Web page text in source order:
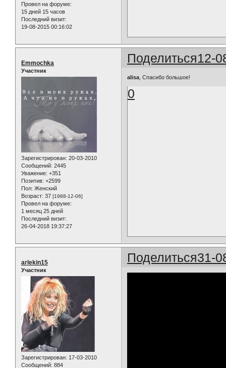
Провел на форуме:
15 дней 15 часов
Последний визит:
19-08-2015 00:16:02
Поделиться12-
Emmochka
Участник
Зарегистрирован: 20-03-2010
Сообщений: 2445
Уважение: +351
Позитив: +2599
Пол: Женский
Возраст: 37 [1988-12-06]
Провел на форуме:
1 месяц 25 дней
Последний визит:
26-04-2018 19:37:27
alisa , Спасибо большое!
0
Поделиться31-
arlekin15
Участник
Зарегистрирован: 17-03-2010
Сообщений: 884